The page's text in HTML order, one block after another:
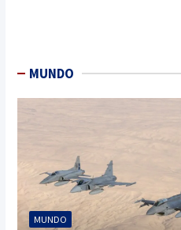
MUNDO
MUNDO